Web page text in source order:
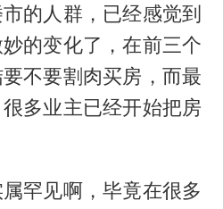
的人群，已经感觉到
的变化了，在前三个
不要割肉买房，而最
多业主已经开始把房
罕见啊，毕竟在很多